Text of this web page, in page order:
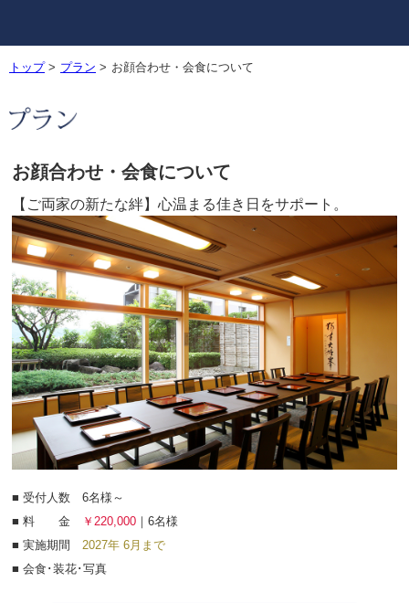
トップ> プラン > お顔合わせ・会食について
お顔合わせ・会食について
【ご両家の新たな絆】心温まる佳き日をサポート。
■ 受付人数 6名様～
■ 料 金
￥220,000 ｜6名様
■ 実施期間 2027年 6月まで
■ 会食･装花･写真